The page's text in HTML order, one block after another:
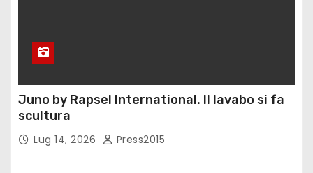
Juno by Rapsel International. Il lavabo si fa
scultura
Lug 14, 2026 Press2015